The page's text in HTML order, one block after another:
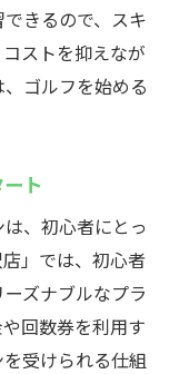
きるので、スキ
ストを抑えなが
ゴルフを始める
ト
、初心者にとっ
」では、初心者
ズナブルなプラ
回数券を利用す
受けられる仕組